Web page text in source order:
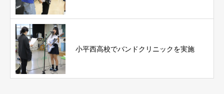
小平西高校でバンドクリニックを実施